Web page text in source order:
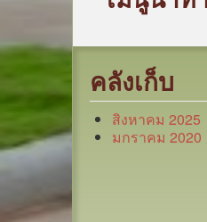
คลังเก็บ
สิงหาคม 2025
มกราคม 2020